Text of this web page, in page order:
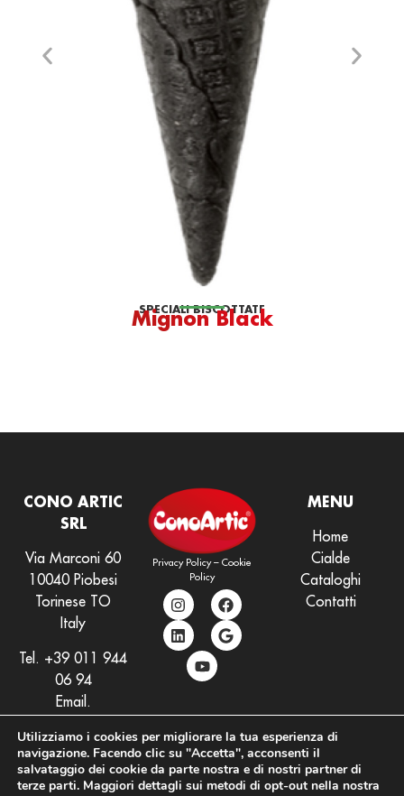
SPECIALI BISCOTTATE
Mignon Black
CONO ARTIC
SRL
Via Marconi 60
10040 Piobesi
Torinese TO
Italy
Tel. +39 011 944
06 94
Email.
Privacy Policy– Cookie
Policy
MENU
Home
Cialde
Cataloghi
Contatti
Utilizziamo i cookies per migliorare la tua esperienza di
navigazione. Facendo clic su "Accetta", acconsenti il
salvataggio dei cookie da parte nostra e di nostri partner di
terze parti. Maggiori dettagli sui metodi di opt-out nella nostra